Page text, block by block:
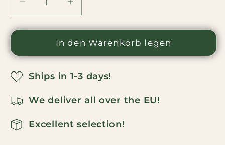
Menge
für
Stern
cm
-
für
Außengebrauch
Menge
für
Stern
45
cm
-
für
Außengebrauch
In den Warenkorb legen
Ships in 1-3 days!
We deliver all over the EU!
Excellent selection!